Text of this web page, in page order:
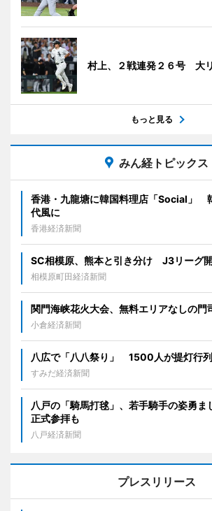
村上、２戦連発２６号 大
もっと見る
みん経トピックス
香港・九龍塘に韓国料理店「Social」
代風に
香港経済新聞
SC相模原、熊本と引き分け J3リーグ
相模原町田経済新聞
関門海峡花火大会、無料エリアなしの門
小倉経済新聞
八広で「八八祭り」 1500人が提灯行
すみだ経済新聞
八戸の「騎馬打毬」、若手騎手の姿勇
正式参拝も
八戸経済新聞
プレスリリース